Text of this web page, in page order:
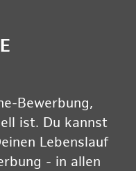
Bewerbung,
ist. Du kannst
Lebenslauf
- in allen